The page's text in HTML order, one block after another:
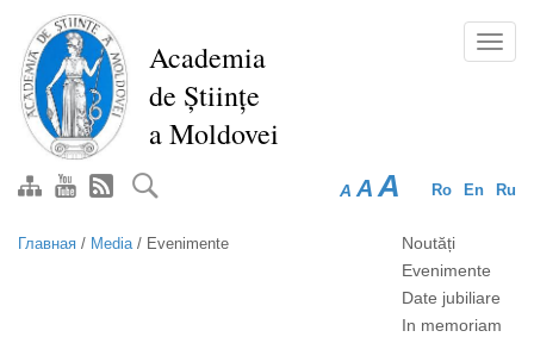
Перейти
основному
содержанию
Academia
de Științe
a Moldovei
Ro En Ru
A A A
Главная / Media/ Evenimente
Noutăți
Evenimente
Date jubiliare
In memoriam